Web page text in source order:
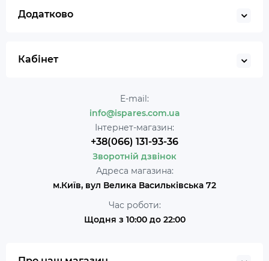
Додатково
Кабінет
E-mail:
info@ispares.com.ua
Інтернет-магазин:
+38(066) 131-93-36
Зворотній дзвінок
Адреса магазина:
м.Київ, вул Велика Васильківська 72
Час роботи:
Щодня з 10:00 до 22:00